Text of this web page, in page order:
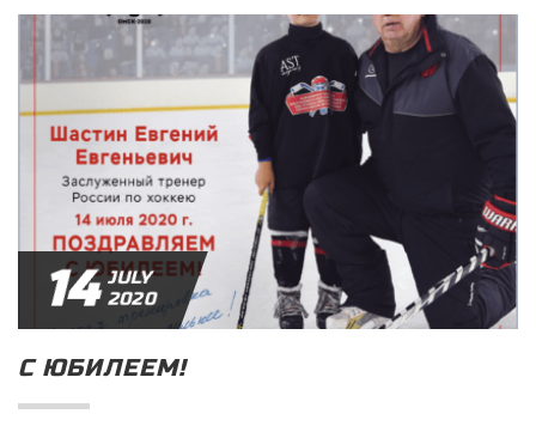
14 JULY
2020
С ЮБИЛЕЕМ!